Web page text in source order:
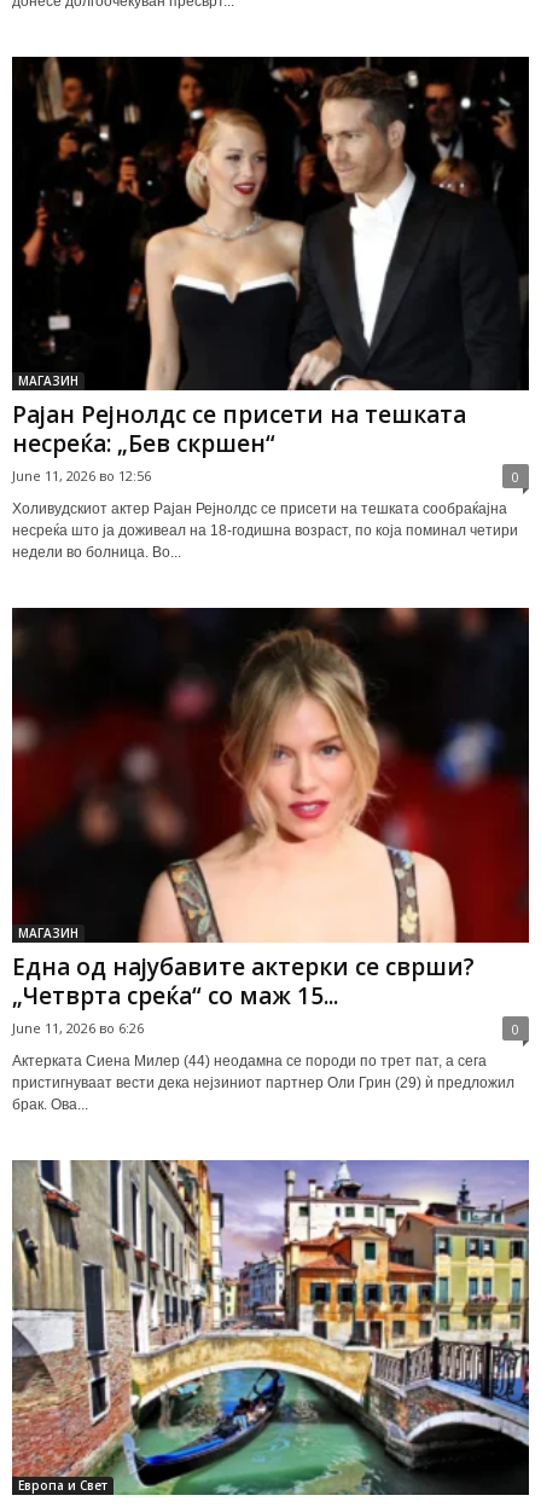
МАГАЗИН
Рајан Рејнолдс се присети на тешката
несреќа: „Бев скршен“
June 11, 2026 во 12:56 0
Холивудскиот актер Рајан Рејнолдс се присети на тешката сообраќајна
несреќа што ја доживеал на 18-годишна возраст, по која поминал четири
недели во болница. Во...
МАГАЗИН
Една од најубавите актерки се сврши?
„Четврта среќа“ со маж 15...
June 11, 2026 во 6:26 0
Актерката Сиена Милер (44) неодамна се породи по трет пат, а сега
пристигнуваат вести дека нејзиниот партнер Оли Грин (29) ѝ предложил
брак. Ова...
Европа и Свет